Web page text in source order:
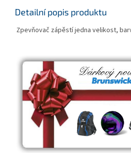
Detailní popis produktu
Zpevňovač zápěstí jedna velikost,